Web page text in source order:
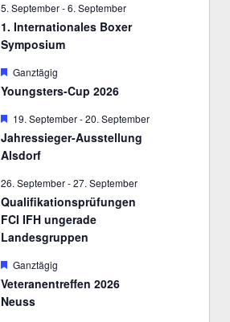
5. September-6. September
1. Internationales Boxer
Symposium
H
r
o
r
e
o
b
e
n
Ganztägig
Youngsters-Cup 2026
H
e
r
v
e
h
o
b
e
n
19. September-20. September
Jahressieger-Ausstellung
Alsdorf
26. September-27. September
Qualifikationsprüfungen
FCI IFH ungerade
Landesgruppen
H
r
v
Ganztägig
Veteranentreffen 2026
Neuss